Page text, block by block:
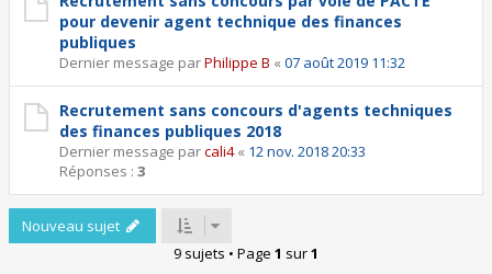
pour devenir agent technique des finances
publiques
Dernier message parPhilippe B « 07 août 2019 11:32
Recrutement sans concours d'agents techniques
des finances publiques 2018
Dernier message parcali4« 12 nov. 2018 20:33
Réponses : 3
Nouveau sujet
9 sujets • Page 1 sur1